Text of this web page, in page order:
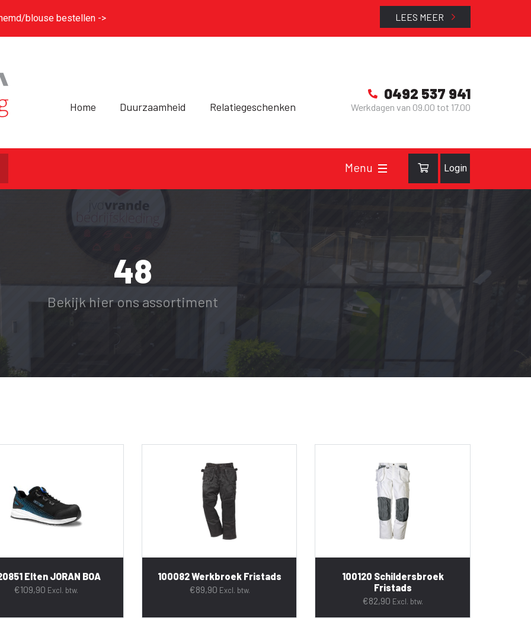
blouse bestellen -> LEES MEER
0492 537 941
Werkdagen van 09.00 tot 17.00
Home Duurzaamheid Relatiegeschenken
Login
48
Bekijk hier ons assortiment
Elten JORAN BOA
€109,90 Excl. btw.
100082 Werkbroek Fristads
€89,90 Excl. btw.
100120 Schildersbroek
Fristads
€82,90 Excl. btw.